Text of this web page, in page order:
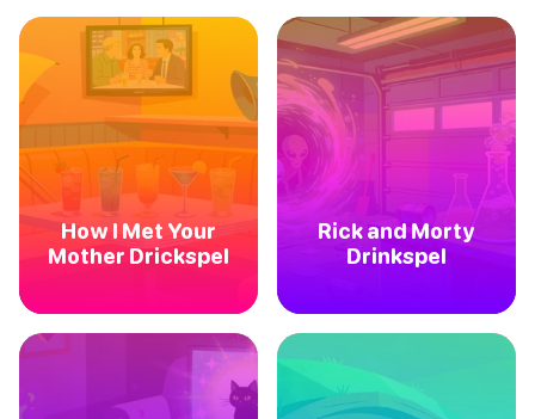
How I Met Your
Mother Drickspel
Rick and Morty
Drinkspel